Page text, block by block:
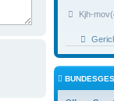
Kjh-